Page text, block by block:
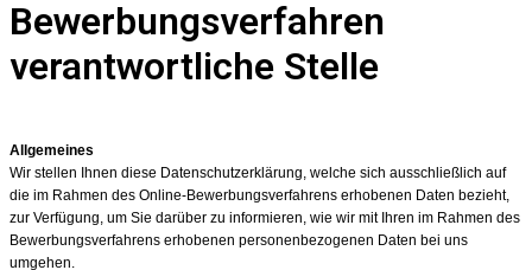
Bewerbungsverfahren
verantwortliche Stelle
Allgemeines
Wir stellen Ihnen diese Datenschutzerklärung, welche sich ausschließlich auf
die im Rahmen des Online-Bewerbungsverfahrens erhobenen Daten bezieht,
zur Verfügung, um Sie darüber zu informieren, wie wir mit Ihren im Rahmen des
Bewerbungsverfahrens erhobenen personenbezogenen Daten bei uns
umgehen.